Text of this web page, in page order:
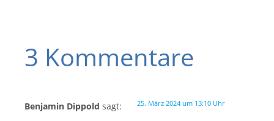
3 Kommentare
Benjamin Dippold sagt: 25. März 2024 um 13:10 Uhr